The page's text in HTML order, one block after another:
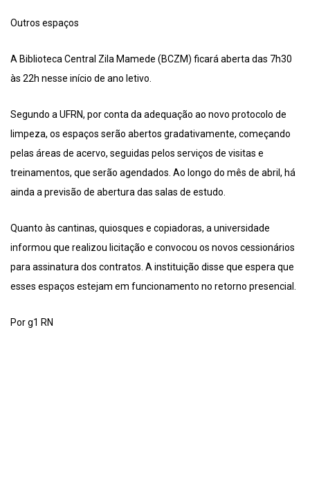
Outros espaços
A Biblioteca Central Zila Mamede (BCZM) ficará aberta das 7h30
às 22h nesse início de ano letivo.
Segundo a UFRN, por conta da adequação ao novo protocolo de
limpeza, os espaços serão abertos gradativamente, começando
pelas áreas de acervo, seguidas pelos serviços de visitas e
treinamentos, que serão agendados. Ao longo do mês de abril, há
ainda a previsão de abertura das salas de estudo.
Quanto às cantinas, quiosques e copiadoras, a universidade
informou que realizou licitação e convocou os novos cessionários
para assinatura dos contratos. A instituição disse que espera que
esses espaços estejam em funcionamento no retorno presencial.
Por g1 RN